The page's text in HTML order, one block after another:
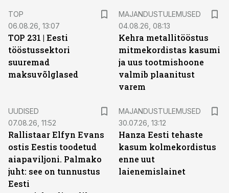
TOP
06.08.26, 13:07
TOP 231 | Eesti
tööstussektori
suuremad
maksuvõlglased
MAJANDUSTULEMUSED
04.08.26, 08:13
Kehra metallitööstus
mitmekordistas kasumi
ja uus tootmishoone
valmib plaanitust
varem
UUDISED
07.08.26, 11:52
Rallistaar Elfyn Evans
ostis Eestis toodetud
aiapaviljoni. Palmako
juht: see on tunnustus
Eesti
MAJANDUSTULEMUSED
30.07.26, 13:12
Hanza Eesti tehaste
kasum kolmekordistus
enne uut
laienemislainet